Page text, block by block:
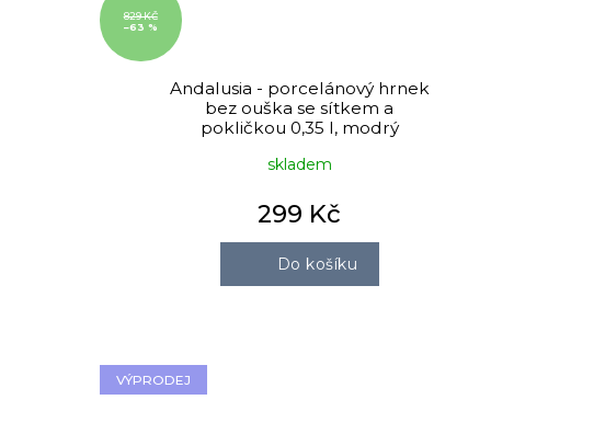
829 KČ
–63 %
Andalusia - porcelánový hrnek
bez ouška se sítkem a
pokličkou 0,35 l, modrý
skladem
299 Kč
Do košíku
VÝPRODEJ